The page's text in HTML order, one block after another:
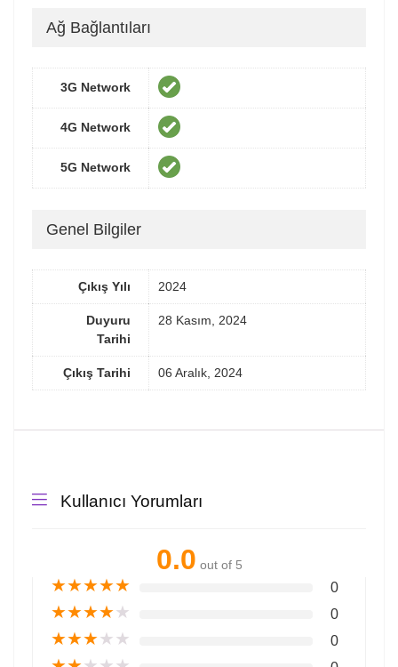
Ağ Bağlantıları
3G Network
4G Network
5G Network
Genel Bilgiler
Çıkış Yılı 2024
Duyuru
Tarihi
28 Kasım, 2024
Çıkış Tarihi 06 Aralık, 2024
Kullanıcı Yorumları
0.0 out of 5
★★★★★ 0
★★★★★ 0
★★★★★ 0